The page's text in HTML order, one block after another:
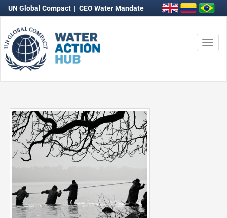
UN Global Compact | CEO Water Mandate